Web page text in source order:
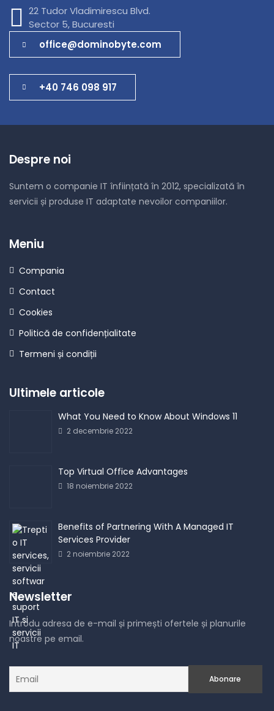
22 Tudor Vladimirescu Blvd.
Sector 5, Bucuresti
office@dominobyte.com
+40 746 098 917
Despre noi
Suntem o companie IT înființată în 2012, specializată în
servicii și produse IT adaptate nevoilor companiilor.
Meniu
Compania
Contact
Cookies
Politică de confidențialitate
Termeni și condiții
Ultimele articole
What You Need to Know About Windows 11
2 decembrie 2022
Top Virtual Office Advantages
18 noiembrie 2022
Benefits of Partnering With A Managed IT
Services Provider
2 noiembrie 2022
Newsletter
Introdu adresa de e-mail și primești ofertele și planurile
noastre pe email.